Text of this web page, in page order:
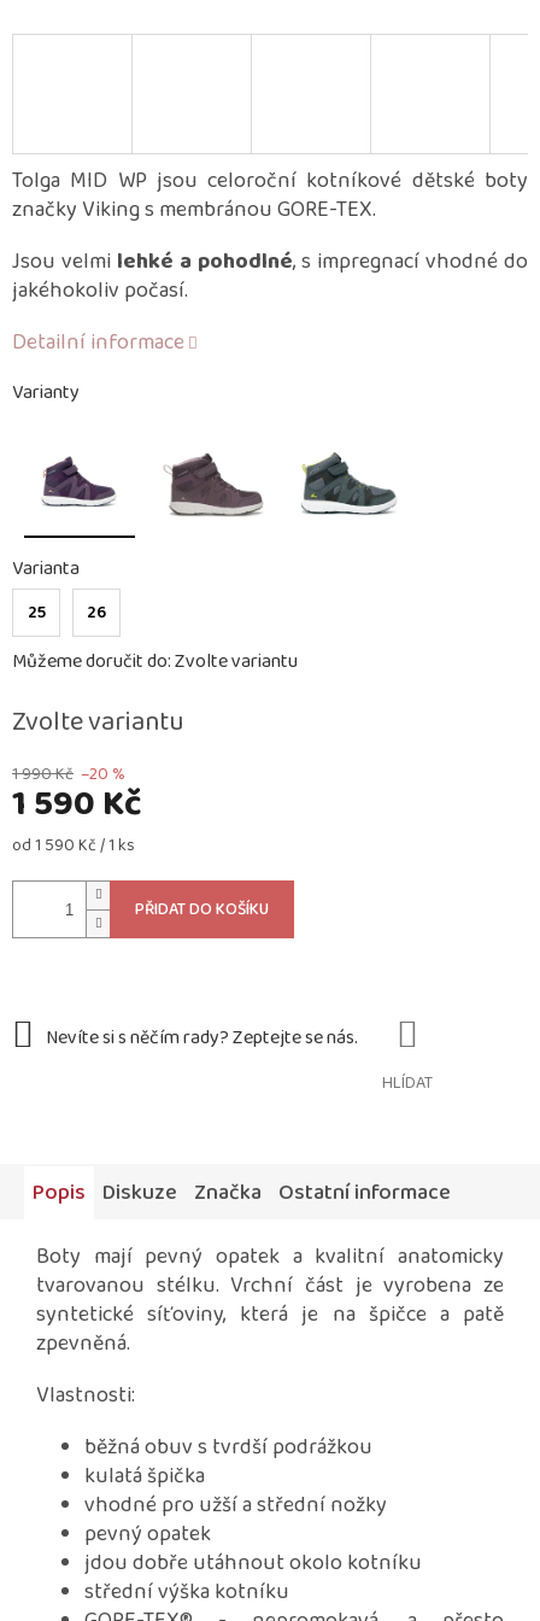
1 990 Kč –20 %
1 590 Kč
Měrná
od 1 590 Kč / 1 ks
Zvolte variantu
Varianty
Varianta
25 26
Můžeme doručit do:Zvolte variantu
PŘIDAT DO KOŠÍKU
Tolga MID WP jsou celoroční kotníkové dětské boty
značky Viking s membránou GORE-TEX.
Jsou velmilehké a pohodlné, s impregnací vhodné do
jakéhokoliv počasí.
Detailní informace
HLÍDAT
Popis Diskuze Značka Ostatní informace
Boty mají pevný opatek a kvalitní anatomicky
tvarovanou stélku. Vrchní část je vyrobena ze
syntetické síťoviny, která je na špičce a patě
zpevněná.
Vlastnosti:
běžná obuv s tvrdší podrážkou
kulatá špička
vhodné pro užší a střední nožky
pevný opatek
jdou dobře utáhnout okolo kotníku
střední výška kotníku